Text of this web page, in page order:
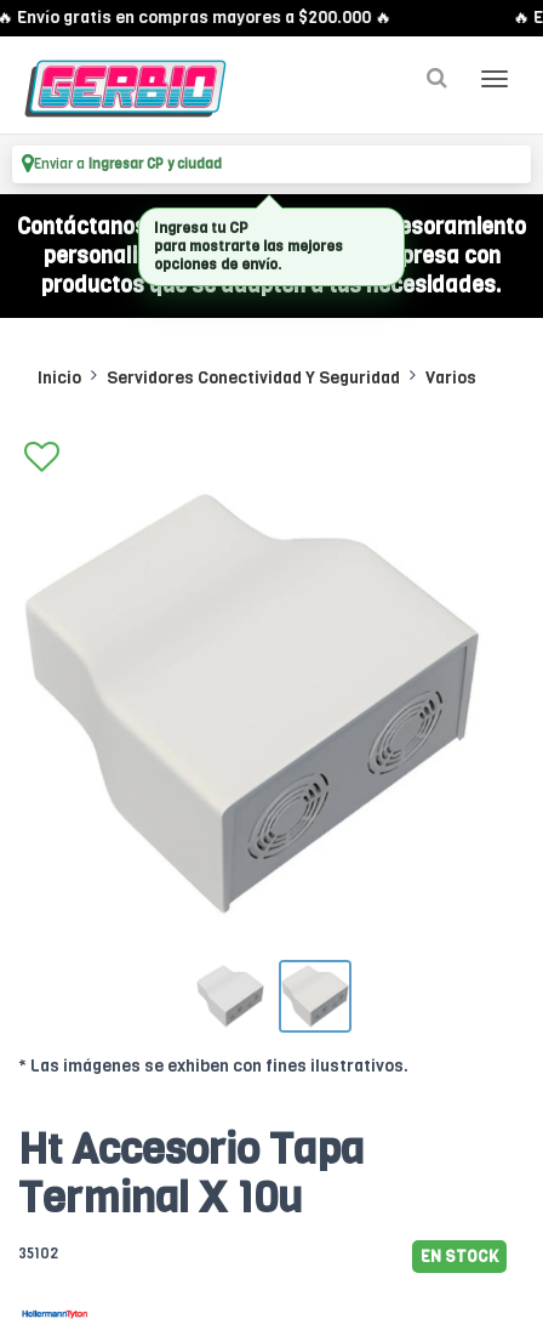
Envío gratis en compras mayores a $200.000 🔥 🔥
Enviar a Ingresar CP y ciudad
Contáctanos por WhatsApp y recibí asesoramiento
personalizado para equipar a tu empresa con
productos que se adapten a tus necesidades.
Inicio Servidores Conectividad Y Seguridad Varios
* Las imágenes se exhiben con fines ilustrativos.
Ht Accesorio Tapa
Terminal X 10u
35102 EN STOCK
Ingresa tu CP
para mostrarte las mejores
opciones de envío.